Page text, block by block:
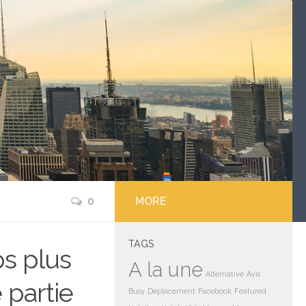
0
plus
partie
MORE
TAGS
A la une Alternative Avis
Busy Deplacement Facebook Featured